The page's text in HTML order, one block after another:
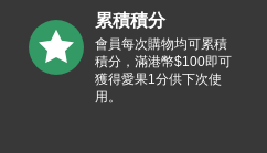
累積積分
會員每次購物均可累積
積分，滿港幣$100即可
獲得愛果1分供下次使
用。